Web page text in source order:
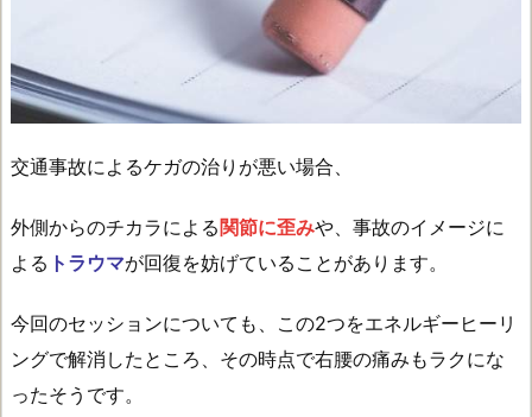
交通事故によるケガの治りが悪い場合、
外側からのチカラによる関節に歪みや、事故のイメージに
よる トラウマが回復を妨げていることがあります。
今回のセッションについても、この2つをエネルギーヒーリ
ングで解消したところ、その時点で右腰の痛みもラクにな
ったそうです。